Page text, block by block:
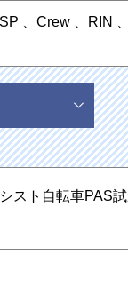
Crew、 RIN
スト自転車PAS